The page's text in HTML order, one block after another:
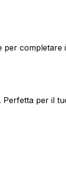
per il